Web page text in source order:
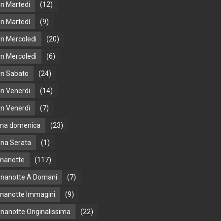
Martedi (12)
Martedì (9)
Mercoledi (20)
Mercoledì (6)
Sabato (24)
Venerdi (14)
Venerdì (7)
domenica (23)
Serata (1)
(117)
A Domani (7)
Immagini (9)
Originalissima (22)